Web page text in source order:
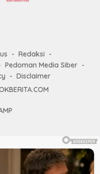
Redaksi
Pedoman Media Siber
Disclaimer